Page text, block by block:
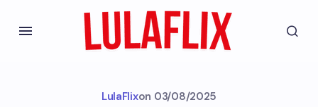
LulaFlixon 03/08/2025